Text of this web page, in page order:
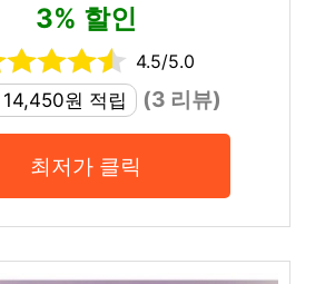
3% 할인
4.5/5.0
원 적립
(3 리뷰)
최저가 클릭